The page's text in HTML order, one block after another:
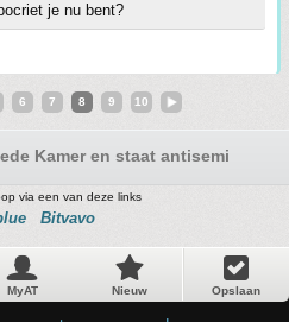
je nu bent?
6 7 8 9 10
Kamer en staat antisemitische
via een van deze links
Bitvavo
MyAT Nieuw Opslaan